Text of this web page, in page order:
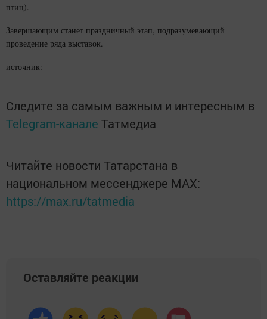
птиц).
Завершающим станет праздничный этап, подразумевающий
проведение ряда выставок.
источник:
Следите за самым важным и интересным в
Telegram-канале Татмедиа
Читайте новости Татарстана в
национальном мессенджере MАХ:
https://max.ru/tatmedia
Оставляйте реакции